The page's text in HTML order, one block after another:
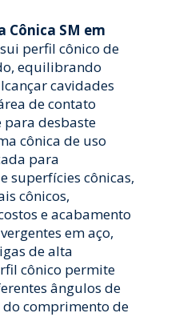
Cônica SM em
perfil cônico de
equilibrando
cavidades
de contato
desbaste
cônica de uso
para
superfícies cônicas,
cônicos,
e acabamento
em aço,
de alta
cônico permite
ângulos de
comprimento de